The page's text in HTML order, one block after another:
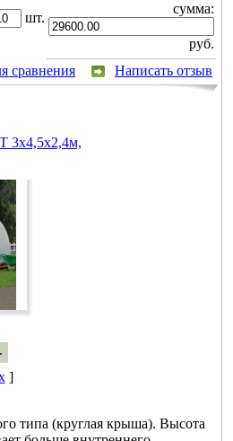
шт.
сумма:
руб.
сравнения
Написать отзыв
3x4,5x2,4м,
]
типа (круглая крыша). Высота